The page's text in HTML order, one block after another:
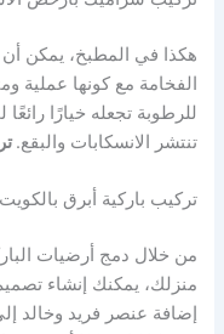
هكذا في المطبخ، يمكن
الفخامة مع كونها عملية
للرطوبة تجعله خيارًا
تنتشر الانسكابات والبقع.
تركيب باركية أبرق بالكويت
من خلال دمج أرضيات
منزلك، يمكنك إنشاء
إضافة عنصر فريد وخالد